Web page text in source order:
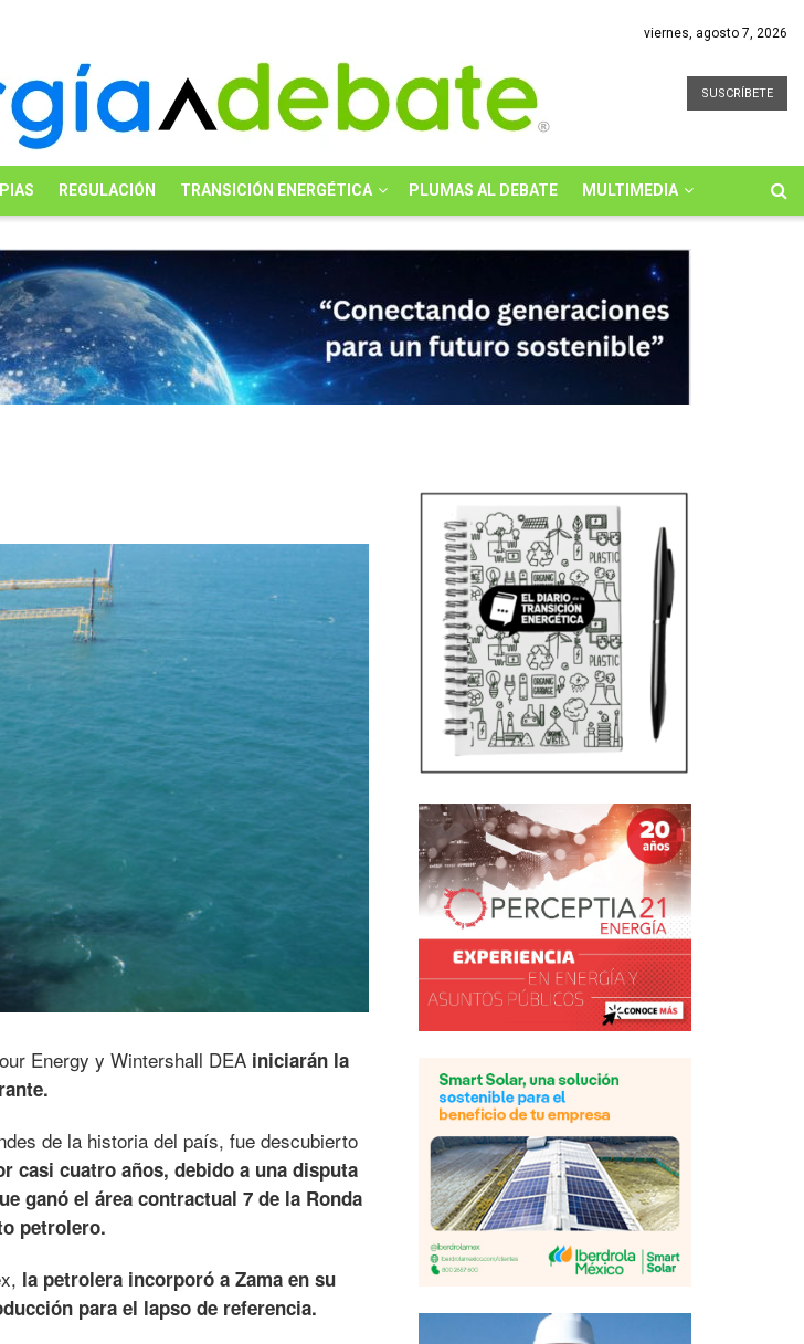
viernes, agosto 7, 2026
SUSCRÍBETE
REGULACIÓN TRANSICIÓN ENERGÉTICA PLUMAS AL DEBATE MULTIMEDIA
Energy y Wintershall DEA iniciarán la
de la historia del país, fue descubierto
casi cuatro años, debido a una disputa
ganó el área contractual 7 de la Ronda
petrolero.
la petrolera incorporó a Zama en su
para el lapso de referencia.